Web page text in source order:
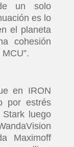
un solo
es lo
el planeta
cohesión
en IRON
por estrés
luego
Maximoff